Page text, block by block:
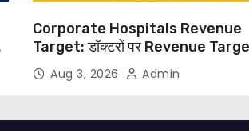
Corporate Hospitals Revenue
Target: डॉक्टरों पर Revenue
थोपने के खिलाफ DMA India का बड़ा कदम,
NHRC से Suo Motu जांच की मांग
Aug 3, 2026 Admin